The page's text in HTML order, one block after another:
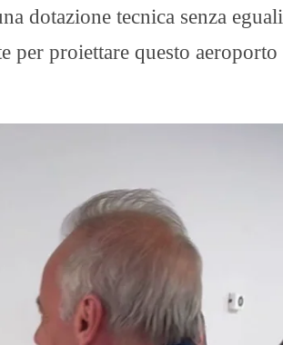
dotazione tecnica senza eguali
per proiettare questo aeroporto